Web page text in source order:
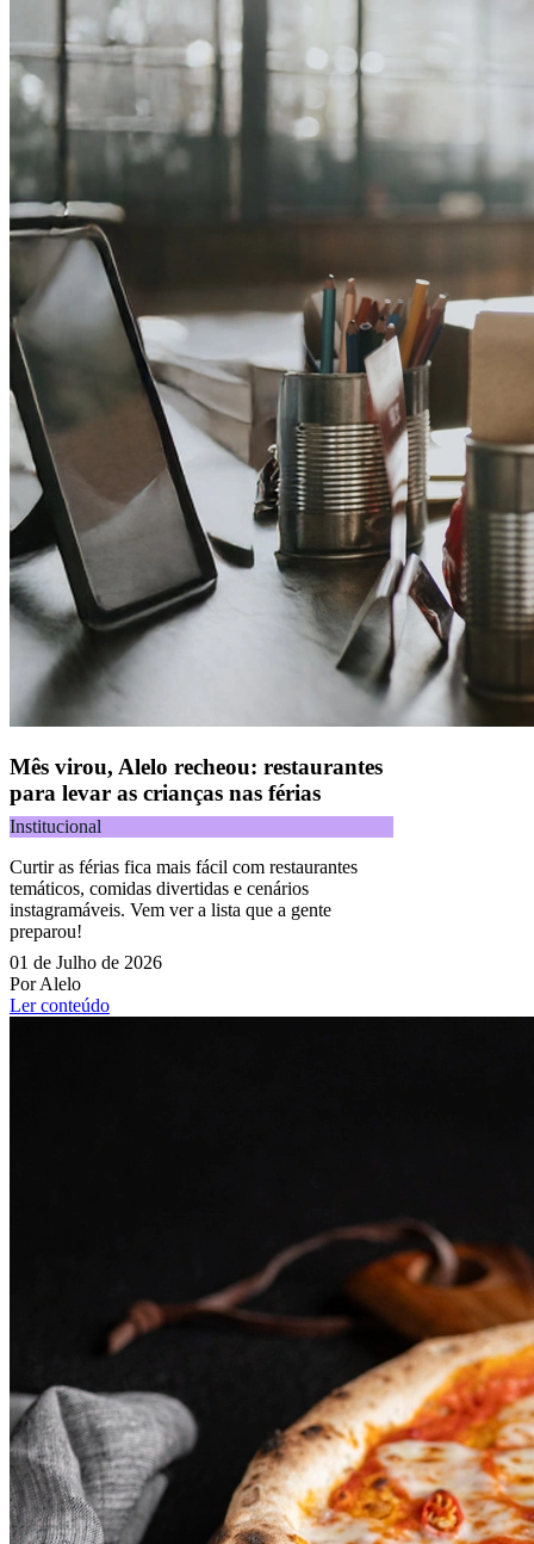
Mês virou, Alelo recheou: restaurantes
para levar as crianças nas férias
Institucional
Curtir as férias fica mais fácil com restaurantes
temáticos, comidas divertidas e cenários
instagramáveis. Vem ver a lista que a gente
preparou!
01 de Julho de 2026
Por Alelo
Ler conteúdo